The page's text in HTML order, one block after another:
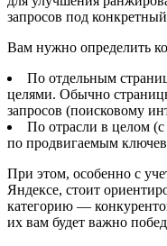
запросов под
Вам нужно определить
По отдельным
целями. Обычно
запросов (поисковому
По отрасли в целом
по продвигаемым
При этом, особенно с
Яндексе, стоит
категорию —
их вам будет важно